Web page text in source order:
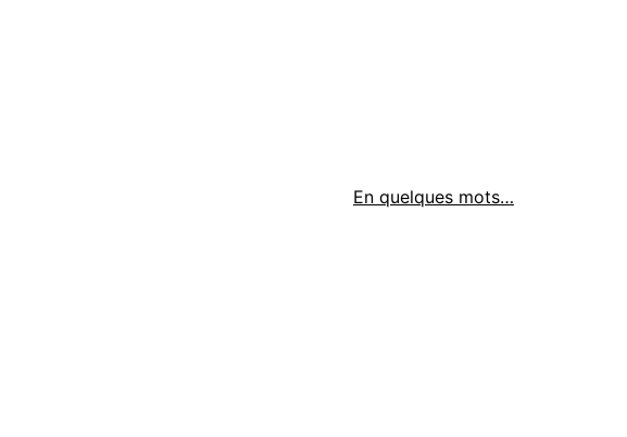
En quelques mots…